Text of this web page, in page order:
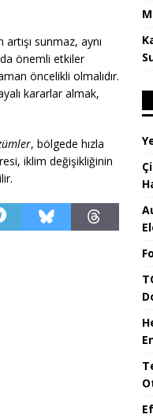
artışı sunmaz, aynı
da önemli etkiler
öncelikli olmalıdır.
kararlar almak,
, bölgede hızla
iklim değişikliğinin